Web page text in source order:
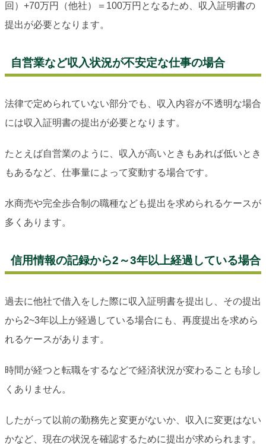
回）+70万円（他社）＝100万円となるため、収入証明書の
提出が必要となります。
自営業など収入状況が不安定な仕事の場合
法律で定められていない部分でも、収入内容が不透明な場合
には収入証明書の提出が必要となります。
たとえば自営業のように、収入が高いときもあれば低いとき
もあるなど、仕事量によって変動する場合です。
水商売や完全歩合制の職種なども提出を求められるケースが
多くあります。
信用情報の記録から2～3年以上経過している場合
過去に他社で借入をした際に収入証明書を提出し、その提出
から2~3年以上が経過している場合にも、再度提出を求めら
れるケースがあります。
時間が経つと転職をするなどで経済状況が変わることも珍し
くありません。
したがって以前の勤務先と変更がないか、収入に変更はない
かなど、現在の状況を確認するために提出が求められます。